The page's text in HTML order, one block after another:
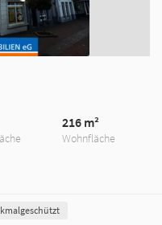
Wohnfläche
216 m²